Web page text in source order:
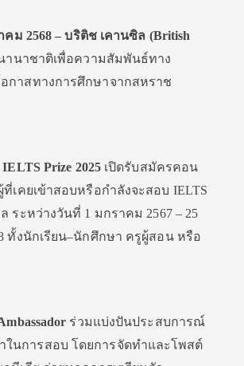
คม 2568 – บริติช เคานซิล (British
านาชาติเพื่อความสัมพันธ์ทาง
กาสทางการศึกษาจากสหราช
IELTS Prize 2025เปิดรับสมัครคอน
ที่เคยเข้าสอบหรือกำลังจะสอบ IELTS
ระหว่างวันที่ 1 มกราคม 2567 – 25
ทั้งนักเรียน–นักศึกษา ครูผู้สอน หรือ
ร่วมแบ่งปันประสบการณ์
ในการสอบ โดยการจัดทำและโพสต์